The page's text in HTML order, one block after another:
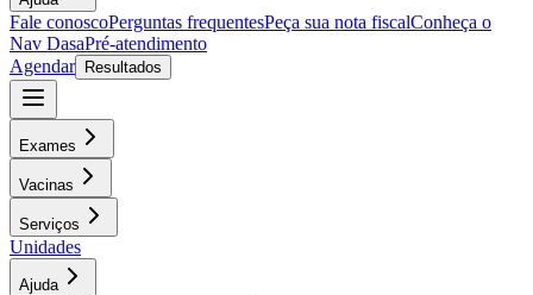
Fale conoscoPerguntas frequentesPeça sua nota fiscalConheça o
Nav DasaPré-atendimento
Agendar
Resultados
Exames
Vacinas
Serviços
Unidades
Ajuda